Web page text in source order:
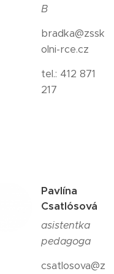
B
bradka@zssk
olni-rce.cz
tel.: 412 871
217
Pavlína
Csatlósová
asistentka
pedagoga
csatlosova@z